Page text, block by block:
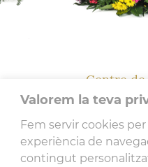
Valorem la teva
Fem servir cookies
experiència de
contingut
Centre